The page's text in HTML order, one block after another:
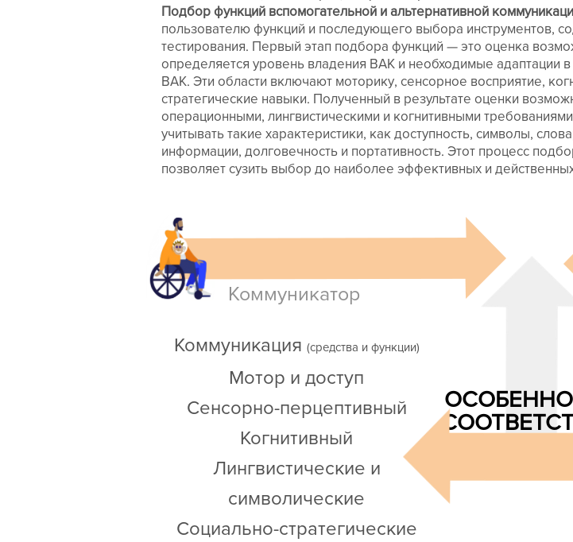
Подбор функций вспомогательной и альтернативной
пользователю функций и последующего выбора инструментов,
тестирования. Первый этап подбора функций — это оценка
определяется уровень владения ВАК и необходимые адаптации
ВАК. Эти области включают моторику, сенсорное восприятие,
стратегические навыки. Полученный в результате оценки
операционными, лингвистическими и когнитивными
учитывать такие характеристики, как доступность, символы,
информации, долговечность и портативность. Этот процесс
позволяет сузить выбор до наиболее эффективных и
Коммуникатор
Коммуникация (средства и функции)
Мотор и доступ
Сенсорно-перцептивный
Когнитивный
Лингвистические и
символические
Социально-стратегические